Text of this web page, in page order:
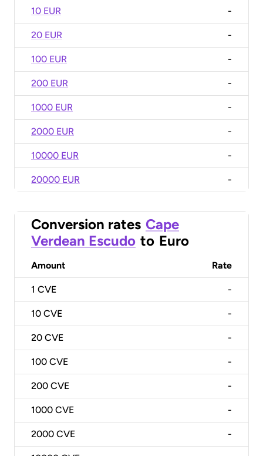
10 EUR -
20 EUR -
100 EUR -
200 EUR -
1000 EUR -
2000 EUR -
10000 EUR -
20000 EUR -
Conversion rates Cape
Verdean Escudo to Euro
Amount Rate
1 CVE -
10 CVE -
20 CVE -
100 CVE -
200 CVE -
1000 CVE -
2000 CVE -